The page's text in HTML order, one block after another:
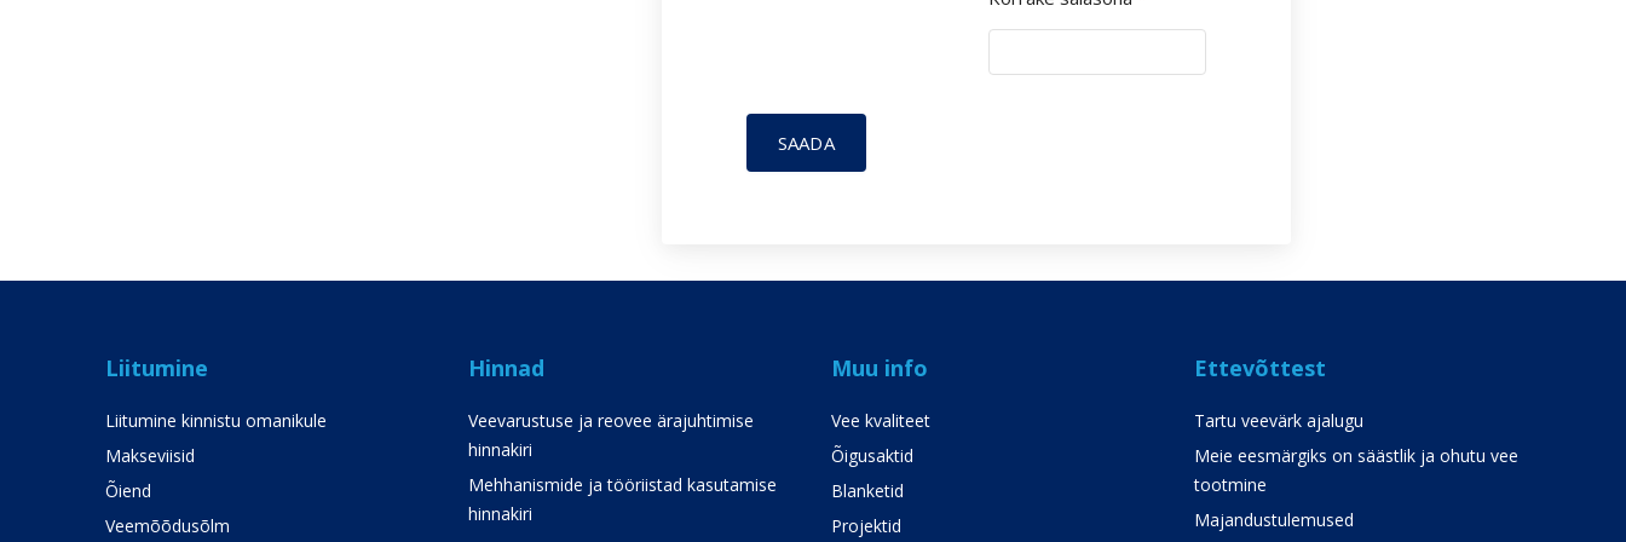
SAADA
Liitumine
Liitumine kinnistu omanikule
Makseviisid
Õiend
Veemõõdusõlm
Hinnad
Veevarustuse ja reovee ärajuhtimise
hinnakiri
Mehhanismide ja tööriistad kasutamise
hinnakiri
Muu info
Vee kvaliteet
Õigusaktid
Blanketid
Projektid
Ettevõttest
Tartu veevärk ajalugu
Meie eesmärgiks on säästlik ja ohutu vee
tootmine
Majandustulemused